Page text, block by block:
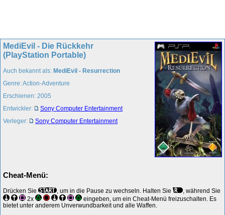
MediEvil - Die Rückkehr
(PlayStation Portable)
Auch bekannt als: MediEvil - Resurrection
Genre: Action-Adventure
Erschienen: 2005
Entwickler:
Sony Computer Entertainment
Verleger:
Sony Computer Entertainment
Cheat-Menü:
Drücken Sie , um in die Pause zu wechseln. Halten Sie
, während Sie
2x
eingeben, um ein Cheat-Menü freizuschalten. Es
bietet unter anderem Unverwundbarkeit und alle Waffen.